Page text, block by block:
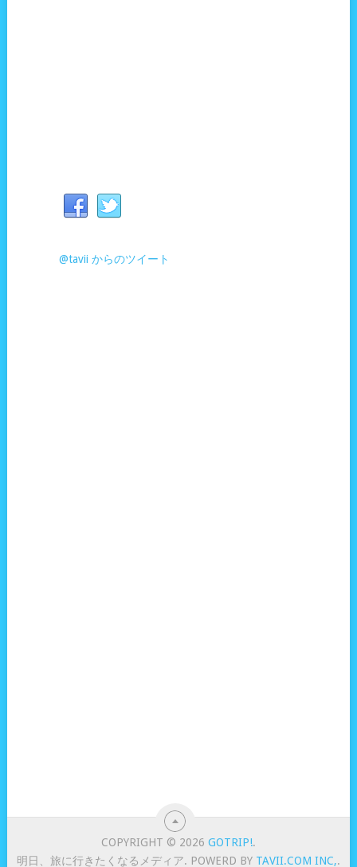
@tavii からのツイート
COPYRIGHT © 2026GOTRIP!.
明日、旅に行きたくなるメディア. POWERD BY TAVII.COM INC,.